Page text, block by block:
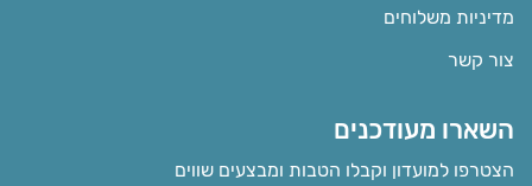
מדיניות משלוחים
צור קשר
השארו מעודכנים
הצטרפו למועדון וקבלו הטבות ומבצעים שווים